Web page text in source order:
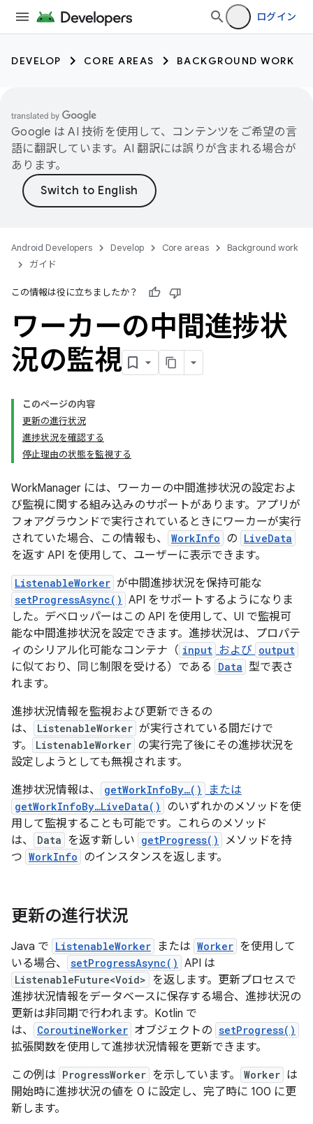
ログイン
DEVELOP CORE AREAS BACKGROUND WORK
Google は AI 技術を使用して、コンテンツをご希望の言
語に翻訳しています。AI 翻訳には誤りが含まれる場合が
あります。
Android Developers Develop Core areas
Background work
ガイド
この情報は役に立ちましたか？
ワーカーの中間進捗状
況の監視
このページの内容
更新の進行状況
進捗状況を確認する
停止理由の状態を監視する
WorkManager には、ワーカーの中間進捗状況の設定およ
び監視に関する組み込みのサポートがあります。アプリが
フォアグラウンドで実行されているときにワーカーが実行
されていた場合、この情報も、
WorkInfo の LiveData
を返す API を使用して、ユーザーに表示できます。
ListenableWorker が中間進捗状況を保持可能な
setProgressAsync() API をサポートするようになりま
した。デベロッパーはこの API を使用して、UI で監視可
能な中間進捗状況を設定できます。進捗状況は、プロパテ
ィのシリアル化可能なコンテナ（ input および output
に似ており、同じ制限を受ける）である Data 型で表さ
れます。
進捗状況情報を監視および更新できるの
は、
ListenableWorker が実行されている間だけで
す。
ListenableWorker の実行完了後にその進捗状況を
設定しようとしても無視されます。
進捗状況情報は、
getWorkInfoBy…() または
getWorkInfoBy…LiveData()
のいずれかのメソッドを使
用して監視することも可能です。これらのメソッド
は、
Data を返す新しい getProgress()
メソッドを持
つ WorkInfo のインスタンスを返します。
更新の進行状況
Java で ListenableWorker または Worker を使用して
いる場合、
setProgressAsync() API は
ListenableFuture<Void> を返します。更新プロセスで
進捗状況情報をデータベースに保存する場合、進捗状況の
更新は非同期で行われます。Kotlin で
は、
CoroutineWorker オブジェクトの setProgress()
拡張関数を使用して進捗状況情報を更新できます。
この例は ProgressWorker を示しています。 Worker は
開始時に進捗状況の値を 0 に設定し、完了時に 100 に更
新します。